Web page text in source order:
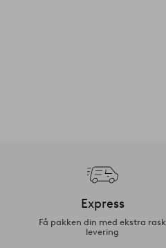
Express
Få pakken din med ekstra rask
levering